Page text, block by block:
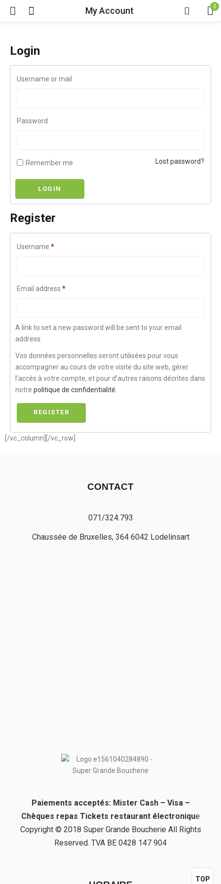
My Account 0
[vc_row][vc_column]
Login
Username or mail
Password
Remember me Lost password?
LOGIN
Register
Username *
Email address *
A link to set a new password will be sent to your email
address.
Vos données personnelles seront utilisées pour vous
accompagner au cours de votre visite du site web, gérer
l’accès à votre compte, et pour d’autres raisons décrites dans
notre politique de confidentialité
REGISTER
[/vc_column][/vc_row]
CONTACT
071/324.793
Chaussée de Bruxelles, 364 6042 Lodelinsart
Paiements acceptés: Mister Cash – Visa –
Chèques repas Tickets restaurant électronique
Copyright © 2018 Super Grande Boucherie All Rights
Reserved. TVA BE 0428 147 904
TOP